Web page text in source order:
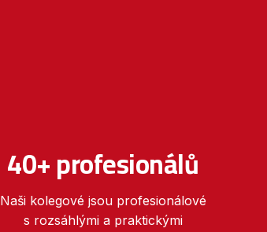
40+ profesionálů
Naši kolegové jsou profesionálové
s rozsáhlými a praktickými